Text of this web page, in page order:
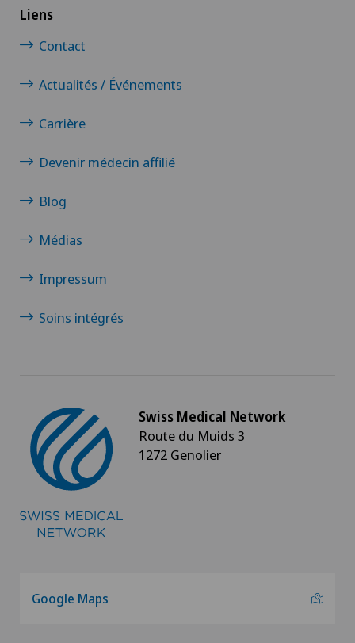
Liens
Contact
Actualités / Événements
Carrière
Devenir médecin affilié
Blog
Médias
Impressum
Soins intégrés
Swiss Medical Network
Route du Muids 3
1272 Genolier
Google Maps